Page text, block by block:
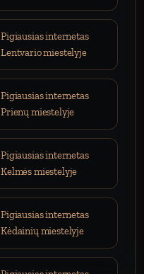
Pigiausias internetas
Lentvario miestelyje
Pigiausias internetas
Prienų miestelyje
Pigiausias internetas
Kelmės miestelyje
Pigiausias internetas
Kėdainių miestelyje